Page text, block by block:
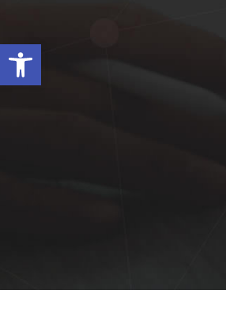
Ouvrir la barre d’outils